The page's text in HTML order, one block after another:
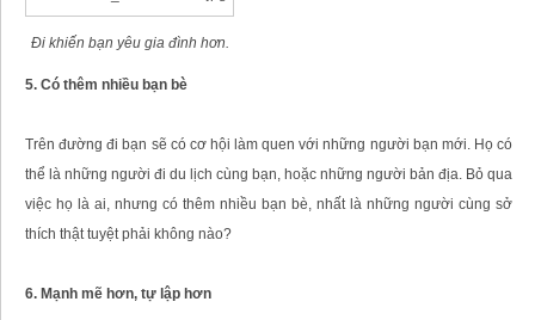
Đi khiến bạn yêu gia đình hơn.
5. Có thêm nhiều bạn bè
Trên đường đi bạn sẽ có cơ hội làm quen với những người bạn mới. Họ có
thể là những người đi du lịch cùng bạn, hoặc những người bản địa. Bỏ qua
việc họ là ai, nhưng có thêm nhiều bạn bè, nhất là những người cùng sở
thích thật tuyệt phải không nào?
6. Mạnh mẽ hơn, tự lập hơn